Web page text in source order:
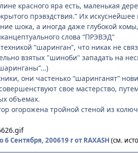
красного яра есть, маленькая
прэвэдствия.” Их
шока, а иногда даже глубокой
слова “ПРЭВЭД”
“шаринган”, что никак не
взятых "шиноби" западать на
они частенько “шаринганят”
свое мастерство,
объемах.
огорожена тройной стеной из
6 Сентября, 200619 гот RAXASH (см.